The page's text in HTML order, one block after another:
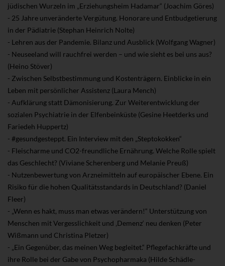
jüdischen Wurzeln im „Erziehungsheim Hadamar“ (Joachim Göres)
- 25 Jahre unveränderte Vergütung. Honorare und Entbudgetierung
in der Pädiatrie (Stephan Heinrich Nolte)
- Lehren aus der Pandemie. Bilanz und Ausblick (Wolfgang Wagner)
- Neuseeland will rauchfrei werden – und wie sieht es bei uns aus?
(Heino Stöver)
- Zwischen Selbstbestimmung und Kostenträgern. Einblicke in ein
Leben mit persönlicher Assistenz (Laura Mench)
- Aufklärung statt Dämonisierung. Zur Weiterentwicklung der
sozialen Psychiatrie in der Elfenbeinküste (Gesine Heetderks und
Fariedeh Huppertz)
- #gesundgesteppt. Ein Interview mit den „Steptokokken“
- Fleischarme und CO2-freundliche Ernährung. Welche Rolle spielt
das Geschlecht? (Viviane Scherenberg und Melanie Preuß)
- Nutzenbewertung von Arzneimitteln auf europäischer Ebene. Ein
Risiko für die hohen Qualitätsstandards in Deutschland? (Daniel
Fleer)
- „Wenn es hakt, muss man etwas verändern!“ Unterstützung von
Menschen mit Vergesslichkeit und ‚Demenz‘ neu denken (Peter
Wißmann und Christina Pletzer)
- „Ein Gegenüber, das meinen Weg begleitet.“ Pflegefachkräfte und
ihre Rolle bei der Gabe von Psychopharmaka (Hilde Schädle-